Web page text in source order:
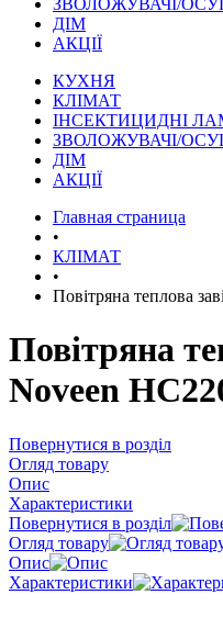
ЗВОЛОЖУВАЧІ/
ДІМ
АКЦІЇ
КУХНЯ
КЛІМАТ
ІНСЕКТИЦИДНІ
ЗВОЛОЖУВАЧІ/
ДІМ
АКЦІЇ
Главная страница
•
КЛІМАТ
•
Повітряна теплова
Повітряна
Noveen
Повернутися в розділ
Огляд товару
Опис
Характеристики
Повернутися в розділ
Огляд товару
Опис
Характеристики